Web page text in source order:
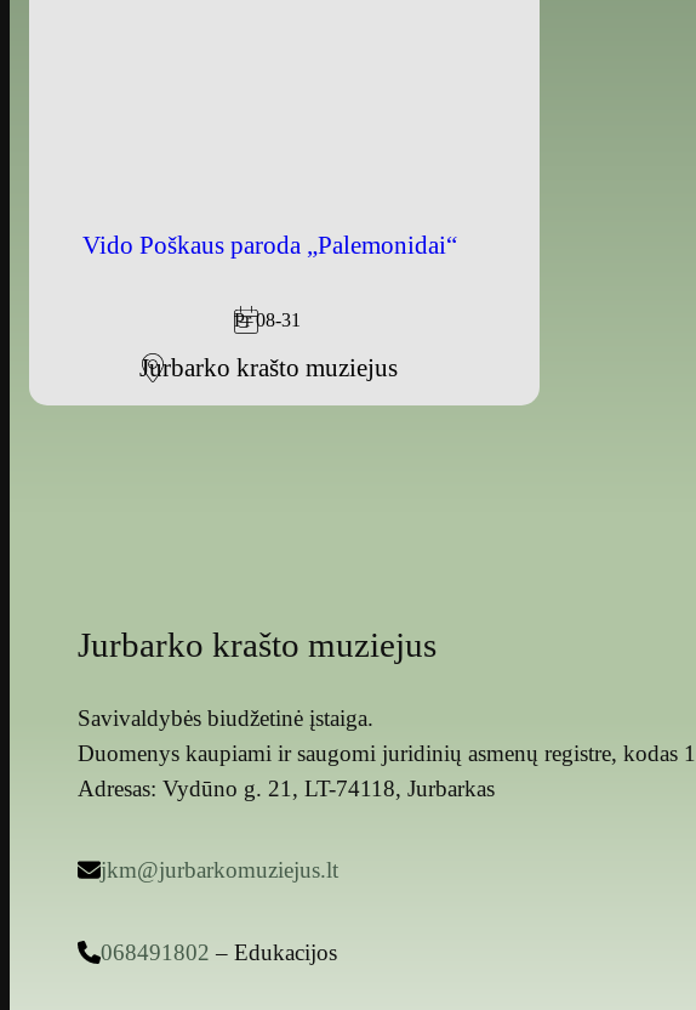
Vido Poškaus paroda „Palemonidai“
Pr 08-31
Jurbarko krašto muziejus
Jurbarko krašto muziejus
Savivaldybės biudžetinė įstaiga.
Duomenys kaupiami ir saugomi juridinių asmenų registre, kodas
Adresas: Vydūno g. 21, LT-74118, Jurbarkas
jkm@jurbarkomuziejus.lt
068491802 – Edukacijos